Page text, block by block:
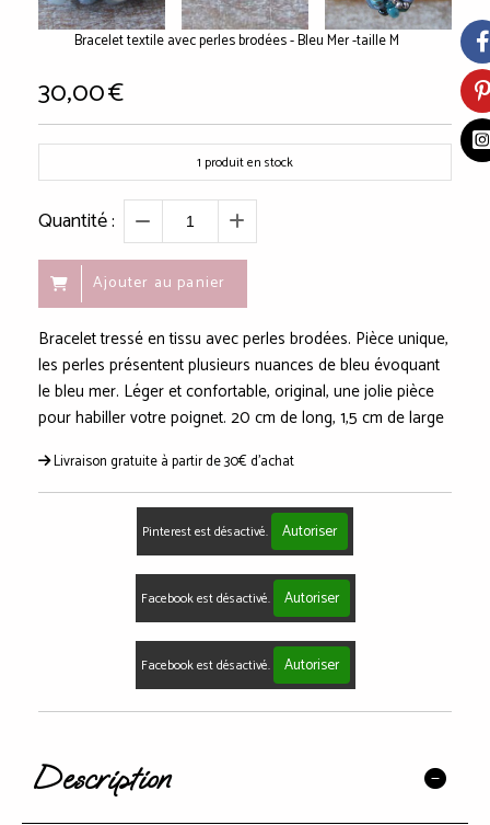
Bracelet textile avec perles brodées - Bleu Mer -taille M
30,00€
1 produit en stock
Quantité :
Ajouter au panier
Bracelet tressé en tissu avec perles brodées. Pièce unique,
les perles présentent plusieurs nuances de bleu évoquant
le bleu mer. Léger et confortable, original, une jolie pièce
pour habiller votre poignet. 20 cm de long, 1,5 cm de large
Livraison gratuite à partir de 30€ d'achat
Pinterest est désactivé. Autoriser
Facebook est désactivé. Autoriser
Facebook est désactivé. Autoriser
Description